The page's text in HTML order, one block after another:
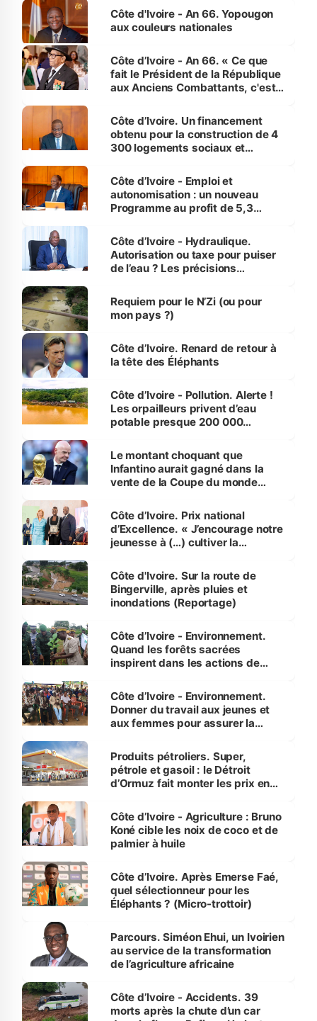
l'Etat de droit pour préserver les
vies humaines »
Côte d'Ivoire - An 66. Yopougon
aux couleurs nationales
Côte d’Ivoire - An 66. « Ce que
fait le Président de la République
aux Anciens Combattants, c'est
Côte d’Ivoire. Un financement
obtenu pour la construction de 4
300 logements sociaux et
et Yamoussoukro
Côte d’Ivoire - Emploi et
autonomisation : un nouveau
Programme au profit de 5,3
Côte d’Ivoire - Hydraulique.
Autorisation ou taxe pour puiser
de l’eau ? Les précisions
Requiem pour le N’Zi (ou pour
mon pays ?)
Côte d’Ivoire. Renard de retour à
la tête des Éléphants
Côte d’Ivoire - Pollution. Alerte !
Les orpailleurs privent d’eau
potable presque 200 000
Le montant choquant que
Infantino aurait gagné dans la
vente de la Coupe du monde
Côte d’Ivoire. Prix national
d’Excellence. « J’encourage notre
jeunesse à (…) cultiver la
(Alassane Ouattara
Côte d'Ivoire. Sur la route de
Bingerville, après pluies et
inondations (Reportage)
Côte d’Ivoire - Environnement.
Quand les forêts sacrées
inspirent dans les actions de
Côte d’Ivoire - Environnement.
Donner du travail aux jeunes et
aux femmes pour assurer la
menacées
Produits pétroliers. Super,
pétrole et gasoil : le Détroit
d’Ormuz fait monter les prix en
Côte d’Ivoire - Agriculture : Bruno
Koné cible les noix de coco et de
palmier à huile
Côte d’Ivoire. Après Emerse Faé,
quel sélectionneur pour les
Éléphants ? (Micro-trottoir)
Parcours. Siméon Ehui, un Ivoirien
au service de la transformation
de l’agriculture africaine
Côte d’Ivoire - Accidents. 39
morts après la chute d’un car